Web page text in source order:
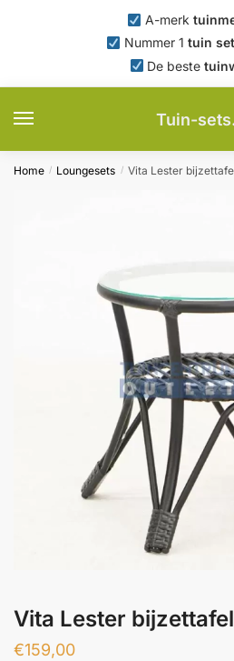
A-merk
Nummer 1 tuin set
De beste
Tuin-
Home / Loungesets / Vita Lester
Vita Lester
€159,00